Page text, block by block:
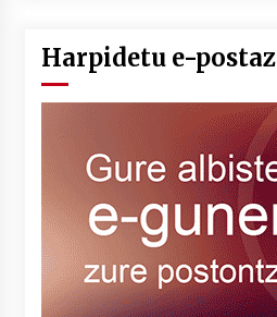
Harpidetu e-postaz